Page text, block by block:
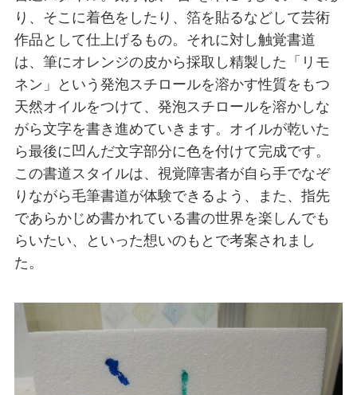
り、そこに着色をしたり、箔を貼るなどして芸術
作品として仕上げるもの。それに対し触覚書道
は、筆にオレンジの皮から採取し精製した「リモ
ネン」という発泡スチロールを溶かす性質をもつ
天然オイルをつけて、発泡スチロールを溶かしな
がら文字を書き進めていきます。オイルが乾いた
ら最後に凹んだ文字部分に色を付けて完成です。
この書道スタイルは、視覚障害者が自ら手でなぞ
りながら毛筆書道が体験できるよう、また、指先
であらかじめ書かれている書の世界を楽しんでも
らいたい、といった想いのもとで考案されまし
た。